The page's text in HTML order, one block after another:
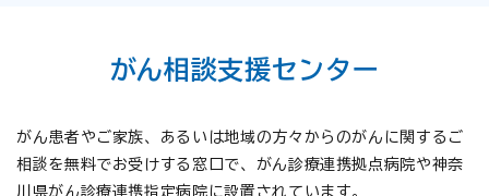
がん相談支援センター
がん患者やご家族、あるいは地域の方々からのがんに関するご
相談を無料でお受けする窓口で、がん診療連携拠点病院や神奈
川県がん診療連携指定病院に設置されています。